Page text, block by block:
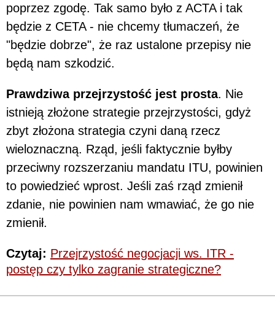
poprzez zgodę. Tak samo było z ACTA i tak
będzie z CETA - nie chcemy tłumaczeń, że
"będzie dobrze", że raz ustalone przepisy nie
będą nam szkodzić.
Prawdziwa przejrzystość jest prosta. Nie
istnieją złożone strategie przejrzystości, gdyż
zbyt złożona strategia czyni daną rzecz
wieloznaczną. Rząd, jeśli faktycznie byłby
przeciwny rozszerzaniu mandatu ITU, powinien
to powiedzieć wprost. Jeśli zaś rząd zmienił
zdanie, nie powinien nam wmawiać, że go nie
zmienił.
Czytaj: Przejrzystość negocjacji ws. ITR -
postęp czy tylko zagranie strategiczne?